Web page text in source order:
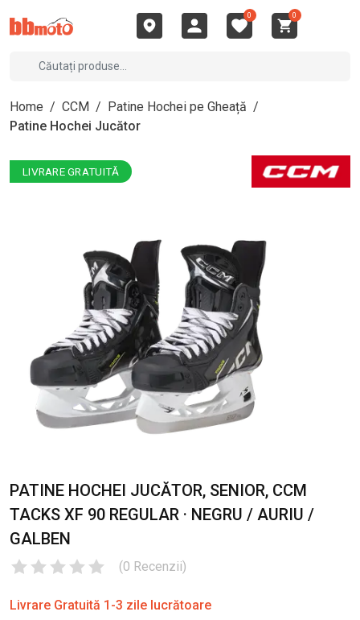
0 0
Home / CCM / Patine Hochei pe Gheață /
Patine Hochei Jucător
LIVRARE GRATUITĂ
PATINE HOCHEI JUCĂTOR, SENIOR, CCM
TACKS XF 90 REGULAR · NEGRU / AURIU /
GALBEN
(0 Recenzii)
Livrare Gratuită 1-3 zile lucrătoare